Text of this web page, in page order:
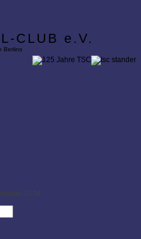
CLUB e.V.
Berlins
2004